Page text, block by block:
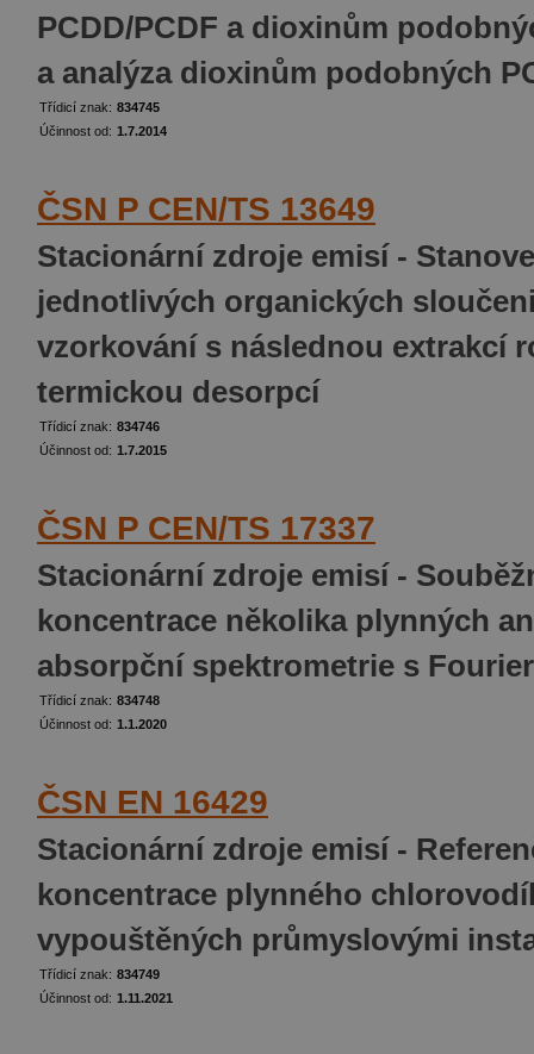
PCDD/PCDF a dioxinům
a analýza dioxinům podobných
Třídicí znak: 834745
Účinnost od: 1.7.2014
ČSN P CEN/TS 13649
Stacionární zdroje emisí -
jednotlivých organických
vzorkování s následnou extrakcí
termickou desorpcí
Třídicí znak: 834746
Účinnost od: 1.7.2015
ČSN P CEN/TS 17337
Stacionární zdroje emisí -
koncentrace několika plynných
absorpční spektrometrie s
Třídicí znak: 834748
Účinnost od: 1.1.2020
ČSN EN 16429
Stacionární zdroje emisí -
koncentrace plynného
vypouštěných průmyslovými
Třídicí znak: 834749
Účinnost od: 1.11.2021